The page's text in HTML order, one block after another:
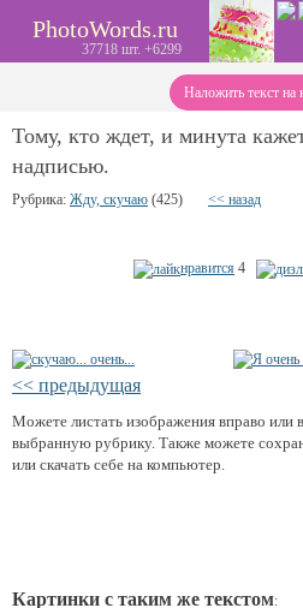
PhotoWords.ru
37718 шт. +6299
Наложить текст на
Тому, кто ждет, и минута
надписью.
Рубрика: Жду, скучаю (425) << назад
нравится 4
<< предыдущая
Можете листать изображения вправо или
выбранную рубрику. Также можете
или скачать себе на компьютер.
Картинки с таким же текстом: